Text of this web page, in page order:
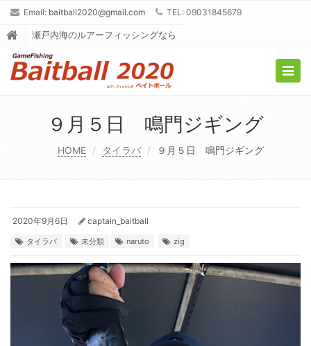
Email: baitball2020@gmail.com TEL: 09031845679
瀬戸内海のルアーフィッシングなら
９月５日 鳴門ジギング
HOME タイラバ ９月５日 鳴門ジギング
2020年9月6日 captain_baitball
タイラバ 未分類 naruto zig